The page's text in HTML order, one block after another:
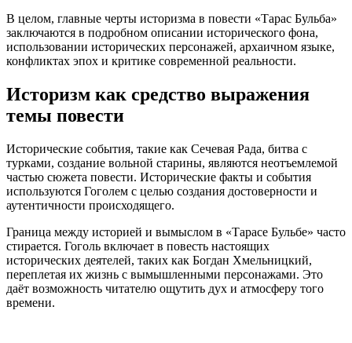
В целом, главные черты историзма в повести «Тарас Бульба»
заключаются в подробном описании исторического фона,
использовании исторических персонажей, архаичном языке,
конфликтах эпох и критике современной реальности.
Историзм как средство выражения
темы повести
Исторические события, такие как Сечевая Рада, битва с
турками, создание вольной старины, являются неотъемлемой
частью сюжета повести. Исторические факты и события
используются Гоголем с целью создания достоверности и
аутентичности происходящего.
Граница между историей и вымыслом в «Тарасе Бульбе» часто
стирается. Гоголь включает в повесть настоящих
исторических деятелей, таких как Богдан Хмельницкий,
переплетая их жизнь с вымышленными персонажами. Это
даёт возможность читателю ощутить дух и атмосферу того
времени.